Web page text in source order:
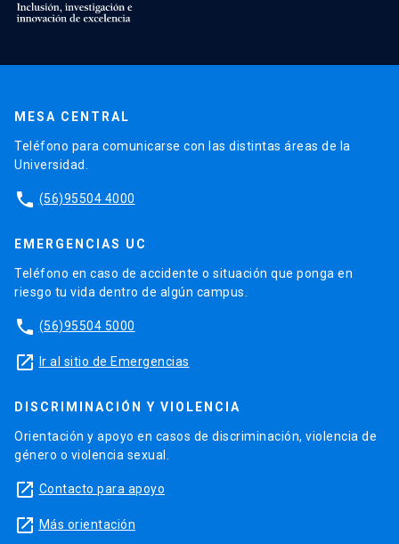
MESA CENTRAL
Teléfono para comunicarse con las distintas áreas de la
Universidad.
phone (56)95504 4000
EMERGENCIAS UC
Teléfono en caso de accidente o situación que ponga en
riesgo tu vida dentro de algún campus.
phone (56)95504 5000
launch Ir al sitio de Emergencias
DISCRIMINACIÓN Y VIOLENCIA
Orientación y apoyo en casos de discriminación, violencia de
género o violencia sexual.
launch Contacto para apoyo
launch Más orientación